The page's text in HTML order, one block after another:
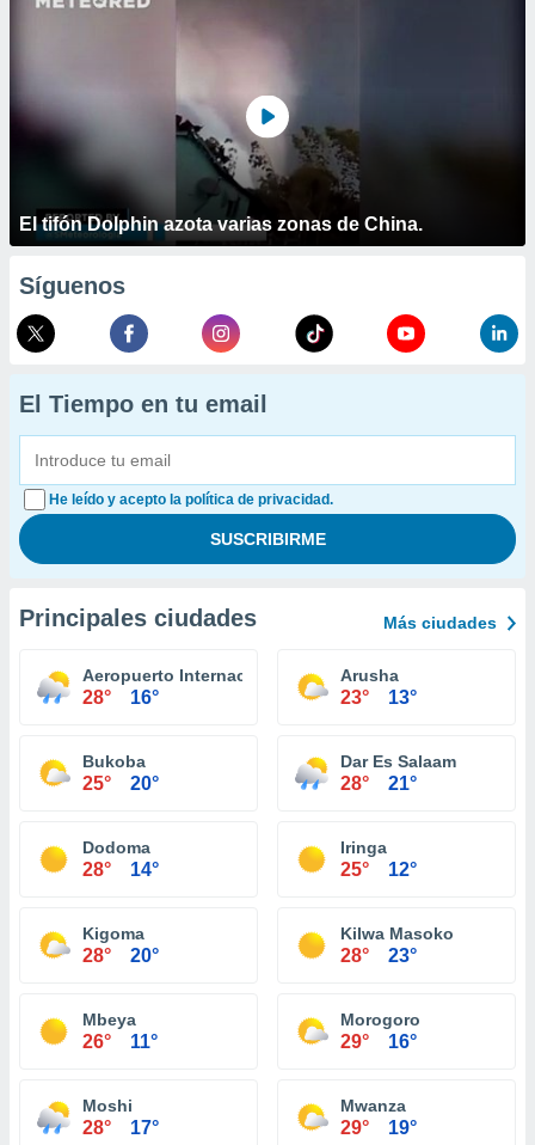
El tifón Dolphin azota varias zonas de China.
Síguenos
El Tiempo en tu email
He leído y acepto la política de privacidad.
Principales ciudades Más ciudades
Aeropuerto Internacional del Kilimanjaro
28° 16°
Arusha
23° 13°
Bukoba
25° 20°
Dar Es Salaam
28° 21°
Dodoma
28° 14°
Iringa
25° 12°
Kigoma
28° 20°
Kilwa Masoko
28° 23°
Mbeya
26° 11°
Morogoro
29° 16°
Moshi
28° 17°
Mwanza
29° 19°